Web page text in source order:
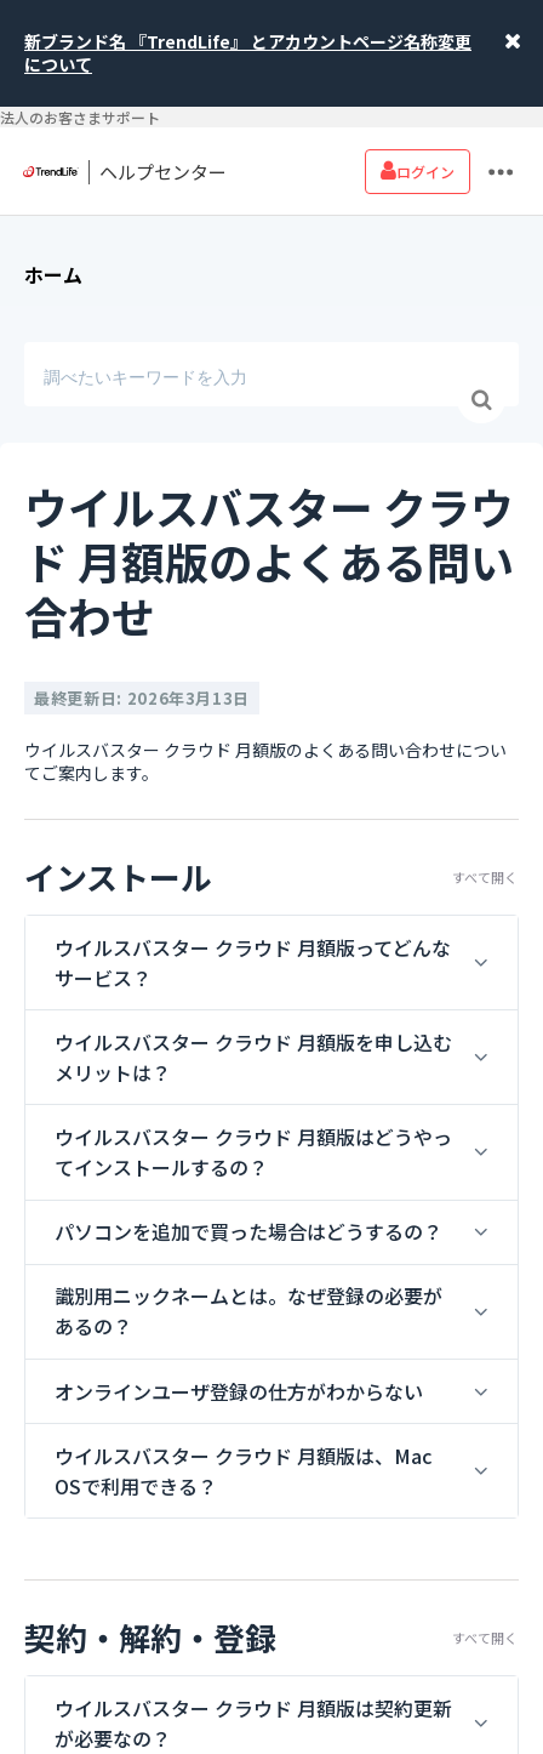
新ブランド名 『TrendLife』 とアカウントページ名称変更
について
法人のお客さまサポート
ヘルプセンター ログイン
ホーム
ウイルスバスター クラウ
ド 月額版のよくある問い
合わせ
最終更新日: 2026年3月13日
ウイルスバスター クラウド 月額版のよくある問い合わせについ
てご案内します。
インストール すべて開く
ウイルスバスター クラウド 月額版ってどんな
サービス？
ウイルスバスター クラウド 月額版を申し込む
メリットは？
ウイルスバスター クラウド 月額版はどうやっ
てインストールするの？
パソコンを追加で買った場合はどうするの？
識別用ニックネームとは。なぜ登録の必要が
あるの？
オンラインユーザ登録の仕方がわからない
ウイルスバスター クラウド 月額版は、Mac
OSで利用できる？
契約・解約・登録 すべて開く
ウイルスバスター クラウド 月額版は契約更新
が必要なの？